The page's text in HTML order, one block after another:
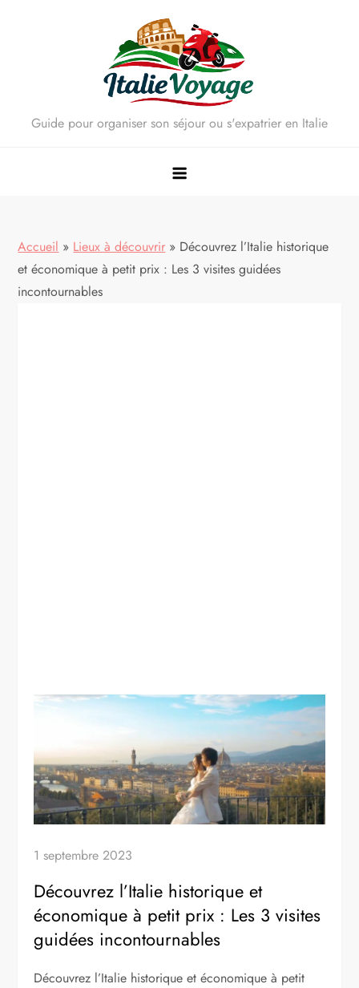
Guide pour organiser son séjour ou s'expatrier en Italie
Accueil » Lieux à découvrir » Découvrez l’Italie historique
et économique à petit prix : Les 3 visites guidées
incontournables
1 septembre 2023
Découvrez l’Italie historique et
économique à petit prix : Les 3 visites
guidées incontournables
Découvrez l’Italie historique et économique à petit